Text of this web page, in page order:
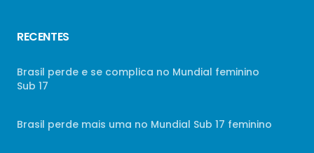
RECENTES
Brasil perde e se complica no Mundial feminino
Sub 17
Brasil perde mais uma no Mundial Sub 17 feminino